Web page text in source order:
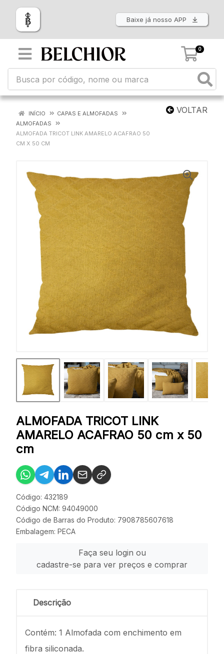
Baixe já nosso APP
0
VOLTAR
INÍCIO
CAPAS E ALMOFADAS
ALMOFADAS
ALMOFADA TRICOT LINK AMARELO ACAFRAO 50
CM X 50 CM
ALMOFADA TRICOT LINK
AMARELO ACAFRAO 50 cm x 50
cm
Código: 432189
Código NCM: 94049000
Código de Barras do Produto: 7908785607618
Embalagem: PECA
Faça seu login ou
cadastre-se para ver preços e comprar
Descrição
Contém: 1 Almofada com enchimento em
fibra siliconada.